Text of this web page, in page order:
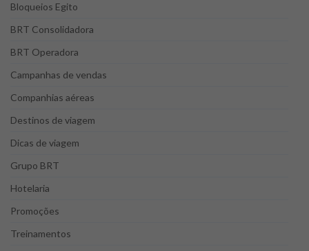
Bloqueios Egito
BRT Consolidadora
BRT Operadora
Campanhas de vendas
Companhias aéreas
Destinos de viagem
Dicas de viagem
Grupo BRT
Hotelaria
Promoções
Treinamentos